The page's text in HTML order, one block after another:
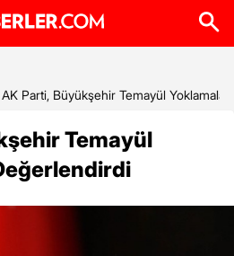
AK Parti, Büyükşehir Temayül
Temayül